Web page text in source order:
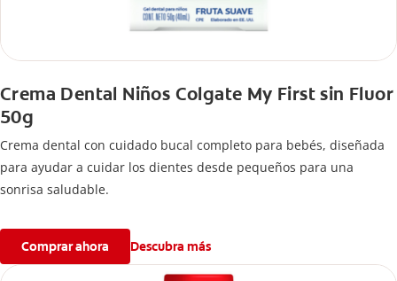
Crema Dental Niños Colgate My First sin Fluor
50g
Crema dental con cuidado bucal completo para bebés, diseñada
para ayudar a cuidar los dientes desde pequeños para una
sonrisa saludable.
Comprar ahora Descubra más